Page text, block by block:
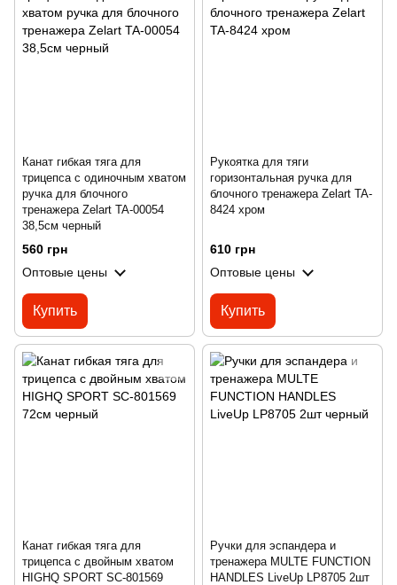
Канат гибкая тяга для
трицепса с одиночным хватом
ручка для блочного
тренажера Zelart TA-00054
38,5см черный
560 грн
Оптовые цены
Купить
Рукоятка для тяги
горизонтальная ручка для
блочного тренажера Zelart TA-
8424 хром
610 грн
Оптовые цены
Купить
Канат гибкая тяга для
трицепса с двойным хватом
HIGHQ SPORT SC-801569
Ручки для эспандера и
тренажера MULTE FUNCTION
HANDLES LiveUp LP8705 2шт